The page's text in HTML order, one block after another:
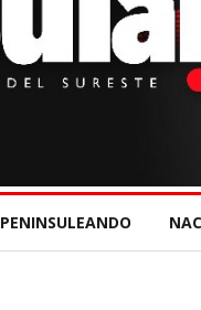
PENINSULEANDO